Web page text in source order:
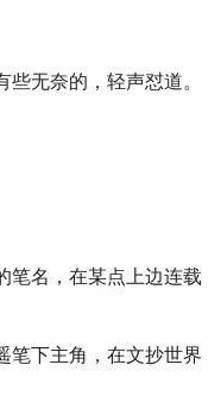
无奈的，轻声怼道。
笔名，在某点上边连载
笔下主角，在文抄世界